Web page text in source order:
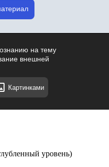
на тему
внешней
Картинками
уровень)